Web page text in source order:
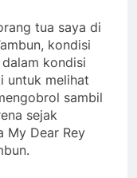
tua saya di
kondisi
kondisi
untuk melihat
sambil
sejak
My Dear Rey